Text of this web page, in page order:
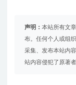
声明： 本站所有文
布。任何个人或组
采集、发布本站内
站内容侵犯了原著